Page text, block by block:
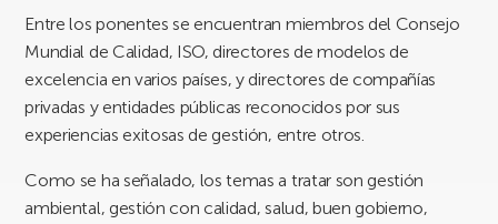
Entre los ponentes se encuentran miembros del Consejo
Mundial de Calidad, ISO, directores de modelos de
excelencia en varios países, y directores de compañías
privadas y entidades públicas reconocidos por sus
experiencias exitosas de gestión, entre otros.
Como se ha señalado, los temas a tratar son gestión
ambiental, gestión con calidad, salud, buen gobierno,